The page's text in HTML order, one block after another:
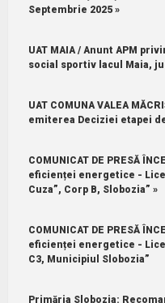
Septembrie 2025 »
UAT MAIA / Anunt APM
social sportiv lacul Maia,
UAT COMUNA VALEA
emiterea Deciziei etapei
COMUNICAT DE PRESĂ
eficienței energetice -
Cuza”, Corp B, Slobozia” »
COMUNICAT DE PRESĂ
eficienței energetice -
C3, Municipiul Slobozia”
Primăria Slobozia: